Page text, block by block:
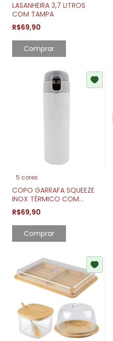
LASANHEIRA 3,7 LITROS
COM TAMPA
R$69,90
Comprar
5 cores
COPO GARRAFA SQUEEZE
INOX TÉRMICO COM
TAMPA E TRAVA 400ML
R$69,90
Comprar